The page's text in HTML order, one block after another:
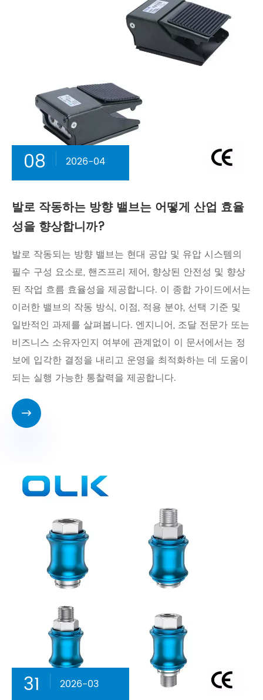
08 2026-04
발로 작동하는 방향 밸브는 어떻게 산업 효율
성을 향상합니까?
발로 작동되는 방향 밸브는 현대 공압 및 유압 시스템의
필수 구성 요소로, 핸즈프리 제어, 향상된 안전성 및 향상
된 작업 흐름 효율성을 제공합니다. 이 종합 가이드에서는
이러한 밸브의 작동 방식, 이점, 적용 분야, 선택 기준 및
일반적인 과제를 살펴봅니다. 엔지니어, 조달 전문가 또는
비즈니스 소유자인지 여부에 관계없이 이 문서에서는 정
보에 입각한 결정을 내리고 운영을 최적화하는 데 도움이
되는 실행 가능한 통찰력을 제공합니다.

31 2026-03